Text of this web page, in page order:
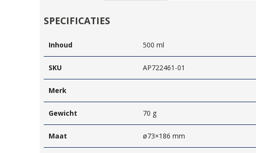
SPECIFICATIES
Inhoud 500 ml
SKU AP722461-01
Merk
Gewicht 70 g
Maat ø73×186 mm